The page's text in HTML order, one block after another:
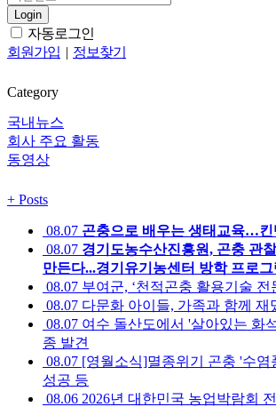
Login
자동로그인
회원가입 | 정보찾기
Category
국내뉴스
회사 주요 활동
동영상
+ Posts
08.07 곤충으로 배우는 생태교육…킨
08.07 경기도농수산진흥원, 곤충 관
만든다...경기유기농센터 방학 프로그
08.07 부여군, ‘천적곤충 활용기술 전
08.07 다문화 아이들, 가족과 함께 재
08.07 여수 돌산도에서 '살아있는 화
종 발견
08.07 [영월소식]멸종위기 곤충 '수염
성공 등
08.06 2026년 대한민국 농업박람회